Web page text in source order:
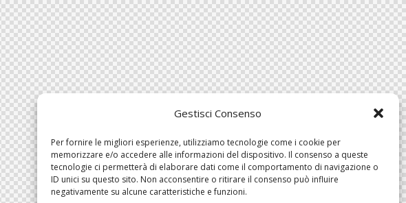
Gestisci Consenso
Per fornire le migliori esperienze, utilizziamo tecnologie come i cookie per
memorizzare e/o accedere alle informazioni del dispositivo. Il consenso a queste
tecnologie ci permetterà di elaborare dati come il comportamento di navigazione o
ID unici su questo sito. Non acconsentire o ritirare il consenso può influire
negativamente su alcune caratteristiche e funzioni.